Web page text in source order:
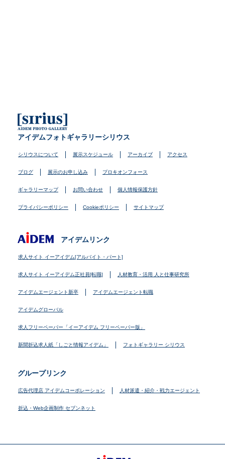
アイデムフォトギャラリーシリウス
シリウスについて 展示スケジュール アーカイブ アクセス
ブログ 展示のお申し込み プロキオンフォース
ギャラリーマップ お問い合わせ 個人情報保護方針
プライバシーポリシー Cookieポリシー サイトマップ
アイデムリンク
求人サイト イーアイデム[アルバイト・パート]
求人サイト イーアイデム正社員[転職] 人材教育・活用 人と仕事研究所
アイデムエージェント新卒 アイデムエージェント転職
アイデムグローバル
求人フリーペーパー「イーアイデム フリーペーパー版」
新聞折込求人紙「しごと情報アイデム」 フォトギャラリー シリウス
グループリンク
広告代理店 アイデムコーポレーション 人材派遣・紹介・戦力エージェント
折込・Web企画制作 セブンネット